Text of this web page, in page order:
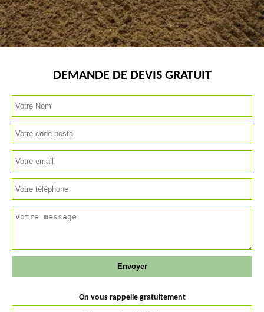
DEMANDE DE DEVIS GRATUIT
On vous rappelle gratuitement